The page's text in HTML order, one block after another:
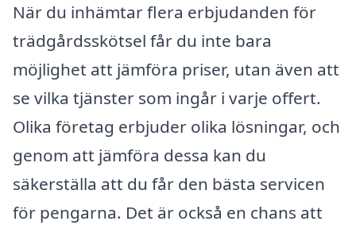
När du inhämtar flera erbjudanden för
trädgårdsskötsel får du inte bara
möjlighet att jämföra priser, utan även att
se vilka tjänster som ingår i varje offert.
Olika företag erbjuder olika lösningar, och
genom att jämföra dessa kan du
säkerställa att du får den bästa servicen
för pengarna. Det är också en chans att